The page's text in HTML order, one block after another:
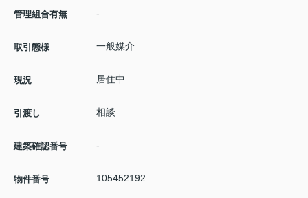
管理組合有無 -
取引態様 一般媒介
現況 居住中
引渡し 相談
建築確認番号 -
物件番号 105452192